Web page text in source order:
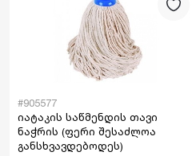
#905577
იატაკის საწმენდის თავი
ნაჭრის (ფერი შესაძლოა
განსხვავდებოდეს)